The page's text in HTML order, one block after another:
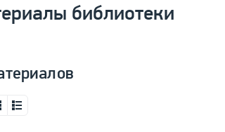
библиотеки